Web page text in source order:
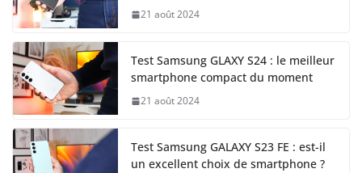
21 août 2024
Test Samsung GLAXY S24 : le meilleur
smartphone compact du moment
21 août 2024
Test Samsung GALAXY S23 FE : est-il
un excellent choix de smartphone ?